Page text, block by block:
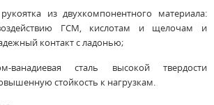
из двухкомпонентного материала:
ГСМ, кислотам и щелочам и
контакт с ладонью;
ванадиевая сталь высокой твердости
стойкость к нагрузкам.